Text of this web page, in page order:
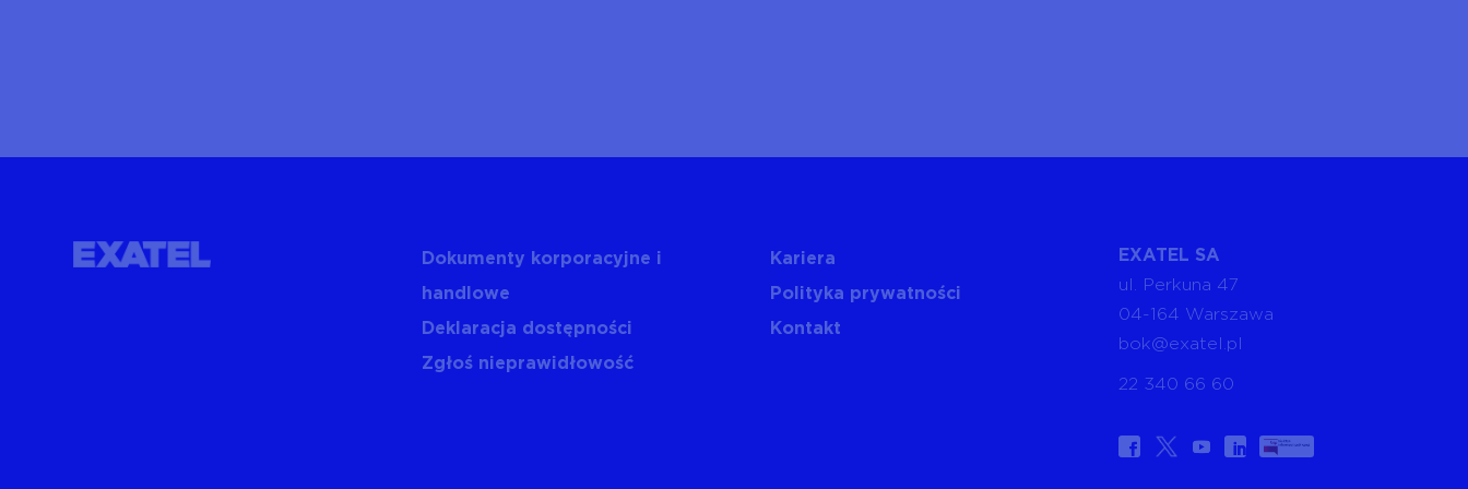
Dokumenty korporacyjne i
handlowe
Deklaracja dostępności
Zgłoś nieprawidłowość
Kariera
Polityka prywatności
Kontakt
EXATEL SA
ul. Perkuna 47
04-164 Warszawa
bok@exatel.pl
22 340 66 60